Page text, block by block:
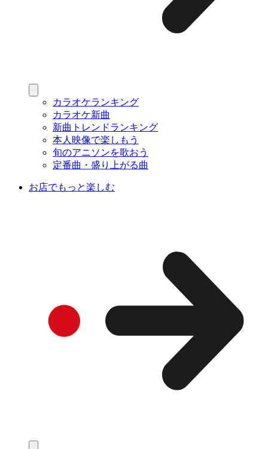
カラオケランキング
カラオケ新曲
新曲トレンドランキング
本人映像で楽しもう
旬のアニソンを歌おう
定番曲・盛り上がる曲
お店でもっと楽しむ